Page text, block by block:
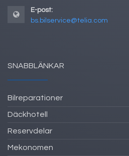
E-post:
bs.bilservice@telia.com
SNABBLÄNKAR
Bilreparationer
Däckhotell
Reservdelar
Mekonomen